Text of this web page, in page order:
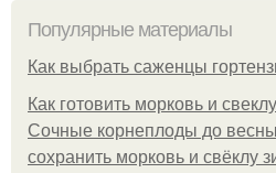
Популярные материалы
Как выбрать саженцы
Как готовить морковь и
Сочные корнеплоды до
сохранить морковь и свёклу